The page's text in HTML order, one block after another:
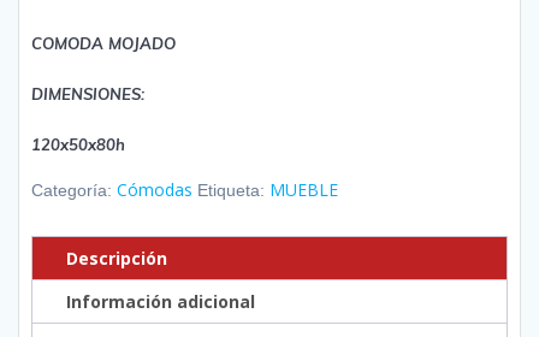
COMODA MOJADO
DIMENSIONES:
120x50x80h
Categoría: Cómodas Etiqueta: MUEBLE
Descripción
Información adicional